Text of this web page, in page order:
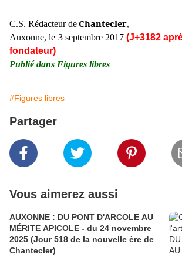
C.S. Rédacteur deChantecler,
Auxonne, le 3 septembre 2017 (J+3182
fondateur)
Publié dans Figures libres
#Figures libres
Partager
Vous aimerez aussi
AUXONNE : DU PONT D'ARCOLE AU
MÉRITE APICOLE - du 24 novembre
2025 (Jour 518 de la nouvelle ère de
Chantecler)